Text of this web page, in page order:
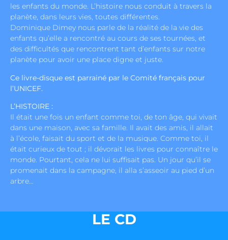
les enfants du monde. L’histoire nous conduit à travers la
planète, dans leurs vies, toutes différentes.
Dominique Dimey nous parle de la réalité de la vie des
enfants qu’elle a rencontré au cours de ses tournées, et
des difficultés que rencontrent tant d’enfants sur notre
planète pour avoir une place digne et juste.
Ce livre-disque est parrainé par le Comité français pour
l’UNICEF.
L’HISTOIRE :
Il était une fois un enfant comme toi, de ton âge, qui vivait
dans une maison, avec sa famille. Il avait des amis, il allait
à l’école, faisait du sport et de la musique. Comme toi, il
était curieux de tout ; il dévorait les livres pour connaître le
monde. Pourtant, cela ne lui suffisait pas. Un jour qu’il se
promenait dans la campagne, il alla s’asseoir au pied d’un
arbre…
LE CD